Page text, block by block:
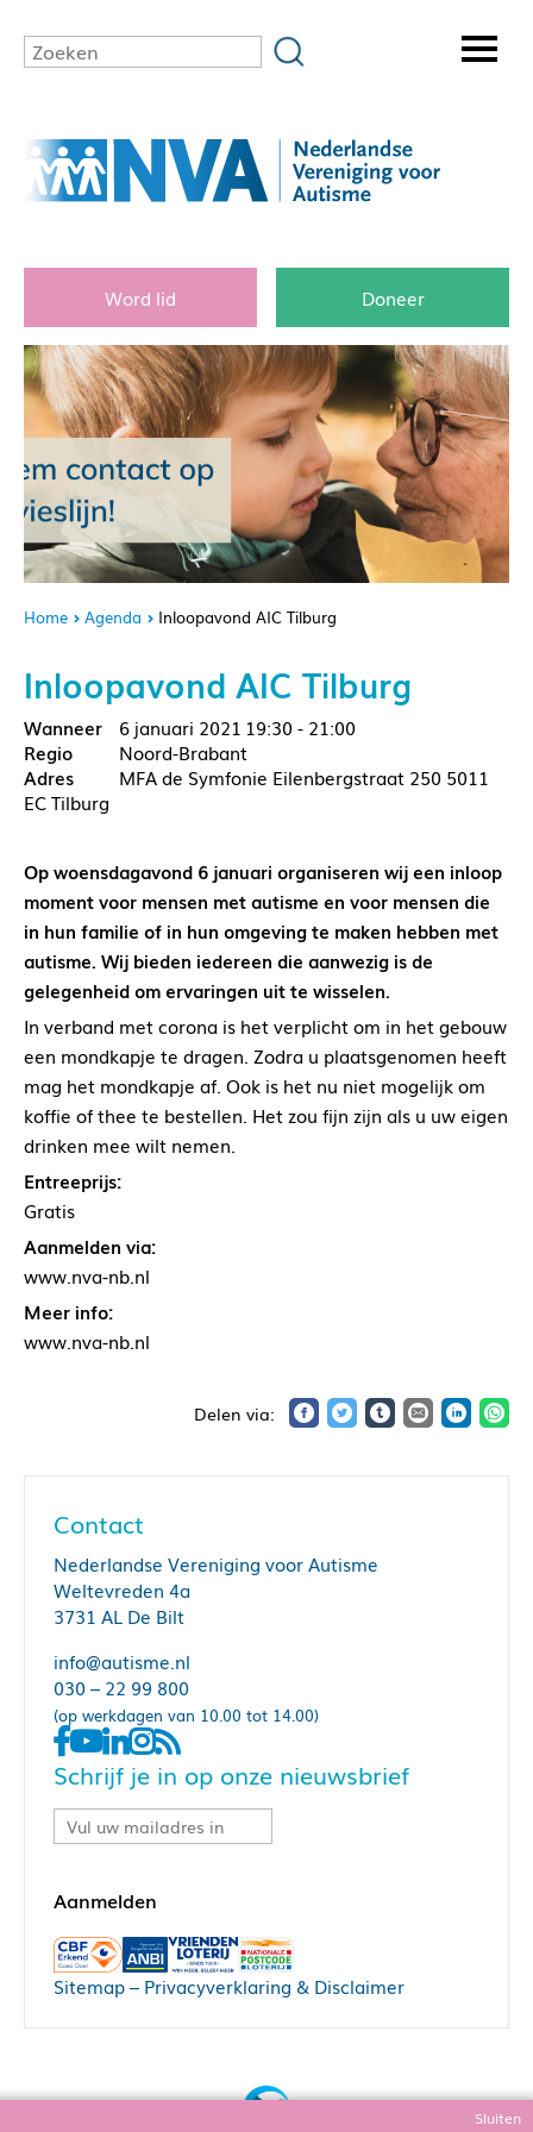
Word lid Doneer
Home Agenda Inloopavond AIC Tilburg
Inloopavond AIC Tilburg
6 januari 2021 19:30 - 21:00
Noord-Brabant
MFA de Symfonie Eilenbergstraat 250 5011
EC Tilburg
Op woensdagavond 6 januari organiseren wij een inloop
moment voor mensen met autisme en voor mensen die
in hun familie of in hun omgeving te maken hebben met
autisme. Wij bieden iedereen die aanwezig is de
gelegenheid om ervaringen uit te wisselen.
In verband met corona is het verplicht om in het gebouw
een mondkapje te dragen. Zodra u plaatsgenomen heeft
mag het mondkapje af. Ook is het nu niet mogelijk om
koffie of thee te bestellen. Het zou fijn zijn als u uw eigen
drinken mee wilt nemen.
Entreeprijs:
Gratis
Aanmelden via:
www.nva-nb.nl
Meer info:
www.nva-nb.nl
Contact
Nederlandse Vereniging voor Autisme
Weltevreden 4a
3731 AL De Bilt
info@autisme.nl
030 – 22 99 800
(op werkdagen van 10.00 tot 14.00)
Schrijf je in op onze nieuwsbrief
Sitemap– Privacyverklaring & Disclaimer
Sluiten